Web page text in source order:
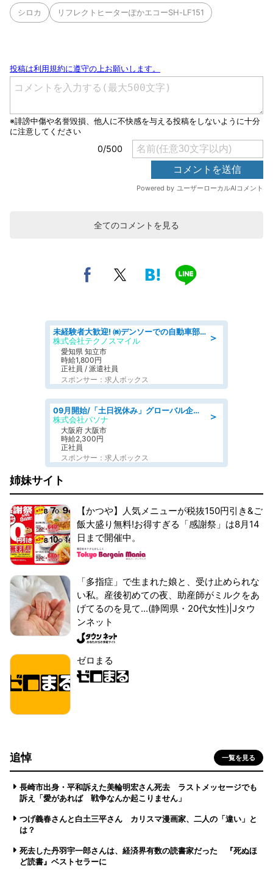
シロカ リフレクトヒーターぽかエコーSH-LF151
全てのコメントを見る
＞
未経験者大歓迎! ㈱デンソーでの自動車部品の組立作業 denso aichi
株式会社テクノスマイル
愛知県 知立市
時給1,800円
正社員 / 派遣社員
スポンサー：求人ボックス
＞
09月開始/「土日祝休み」グローバル企業での産業保健のお仕事/保健師/高時給/残業なし/服装自由
株式会社パソナ
大阪府 大阪市
時給2,300円
正社員
スポンサー：求人ボックス
姉妹サイト
【かつや】人気メニューが税抜150円引き&ご
飯大盛り無料!お得すぎる「感謝祭」は8月14
日まで開催中。
「多指症」で生まれた娘と、受け止められな
い私。産後初めての夜、助産師がミルクをあ
げてるのを見て...(静岡県・20代女性)|Jタウ
ンネット
ゼロまる
追悼 一覧を見る
長崎市出身・平和訴えた美輪明宏さん死去 ラストメッセージでも
訴え「愛があれば 戦争なんか起こりません」
つげ義春さんと白土三平さん カリスマ漫画家、二人の「違い」と
は？
死去した丹羽宇一郎さんは、経済界有数の読書家だった 『死ぬほ
ど読書』ベストセラーに